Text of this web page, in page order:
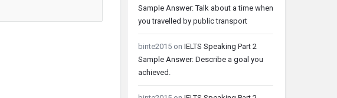
Sample Answer: Talk about a time when
you travelled by public transport
binte2015 on IELTS Speaking Part 2
Sample Answer: Describe a goal you
achieved.